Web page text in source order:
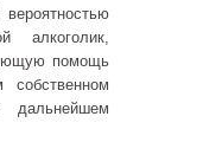
алкоголик,
помощь
собственном